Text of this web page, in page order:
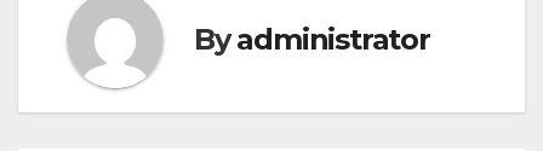
Byadministrator